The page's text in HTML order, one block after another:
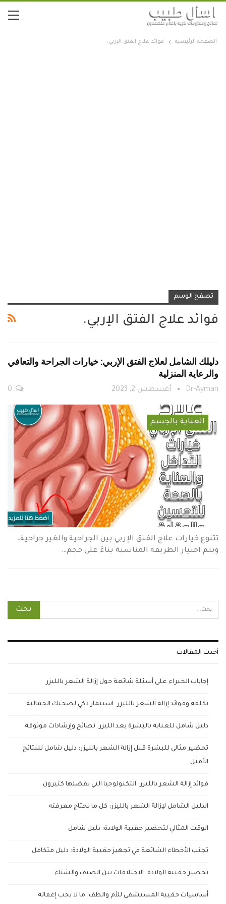
الصفحة الرئيسية فوائد علاج الفتق الإربي.
تصفح الوسم
فوائد علاج الفتق الإربي.
دليلك الشامل لعلاج الفتق الإربي: خيارات الجراحة والتعافي
والرعاية المنزلية
Dr-Ayman أغسطس 2, 2023
العناية بالجسم
تتنوع خيارات علاج الفتق الإربي بين الجراحية والغير جراحية،
ويتم اختيار الطريقة المناسبة بناءً على حجم…
أحدث المقالات
إجابات الخبراء على أسئلة شائعة حول إزالة الشعر بالليزر
تكلفة وفوائد إزالة الشعر بالليزر: استثمار ذكي لصحتك الجمالية
دليل شامل للعناية بالبشرة بعد الليزر: نصائح وإرشادات موثوقة
تحضير مثالي للبشرة قبل إزالة الشعر بالليزر: دليل شامل للنتائج
الأمثل
فوائد إزالة الشعر بالليزر: التكنولوجيا التي يفضلها كثيرون
الدليل الشامل لإزالة الشعر بالليزر: كل ما تحتاج معرفته
الوقت المثالي لتحضير حقيبة الولادة: دليل شامل
تجنب الأخطاء الشائعة في تجهيز حقيبة الولادة: دليل متكامل
تحضير حقيبة الولادة: الاختلافات بين الصيف والشتاء
أساسيات حقيبة المستشفى للأم والطف: ما لا يجب إغفاله